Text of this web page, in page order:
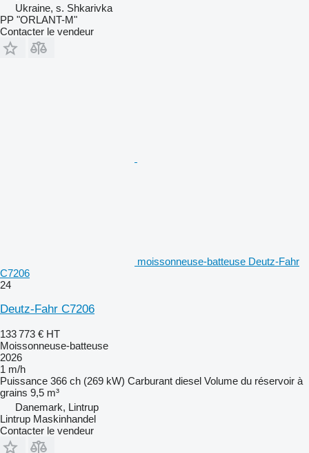
Ukraine, s. Shkarivka
PP "ORLANT-M"
Contacter le vendeur
moissonneuse-batteuse Deutz-Fahr
C7206
24
Deutz-Fahr C7206
133 773 € HT
Moissonneuse-batteuse
2026
1 m/h
Puissance 366 ch (269 kW) Carburant diesel Volume du réservoir à
grains 9,5 m³
Danemark, Lintrup
Lintrup Maskinhandel
Contacter le vendeur